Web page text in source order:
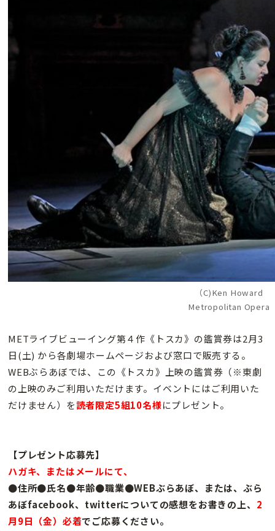
（C)Ken Howard
Metropolitan Opera
METライブビューイング第４作《トスカ》の鑑賞券は2月3
日(土) から各劇場ホームページおよび窓口で販売する。
WEBぶらあぼでは、この《トスカ》上映の鑑賞券（※東劇
の上映のみご利用いただけます。イベントにはご利用いた
だけません）を読者限定5組10名様にプレゼント。
【プレゼント応募先】
ハガキ、またはメールにて、
●住所●氏名●年齢●職業●WEBぶらあぼ、または、ぶら
あぼfacebook、twitterについての感想をお書きの上、 2
月9日（金）必着でご応募ください。